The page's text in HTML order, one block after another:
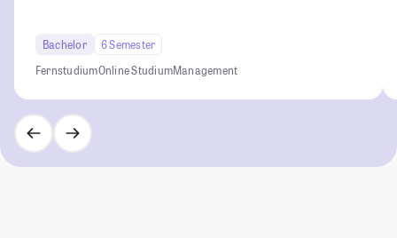
Bachelor
6 Semester
FernstudiumOnline StudiumManagement